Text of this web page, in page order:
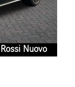
Rossi Nuovo